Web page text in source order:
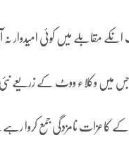
میں کوئی امیدوار نہ
کے کاعزات نامزدگی جمع کروا رہے